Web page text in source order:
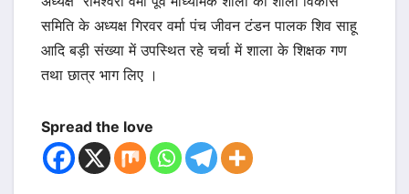
समिति के अध्यक्ष गिरवर वर्मा पंच जीवन टंडन पालक शिव साहू
आदि बड़ी संख्या में उपस्थित रहे चर्चा में शाला के शिक्षक गण
तथा छात्र भाग लिए ।
Spread the love